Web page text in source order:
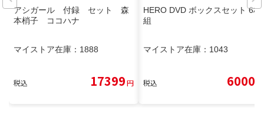
アシガール 付録 セット 森
本梢子 ココハナ
マイストア在庫： 1888
税込 17399円
HERO DVD ボックスセット 6枚
組
マイストア在庫： 1043
税込 6000